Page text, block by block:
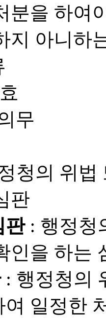
분을 하여
지 아니하
청의 위법
판
판: 행정청
인을 하는
: 행정청의
일정한